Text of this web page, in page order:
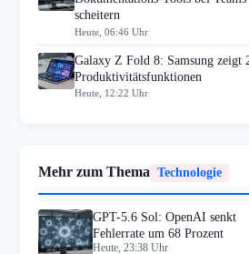
scheitern
Heute, 06:46 Uhr
Galaxy Z Fold 8: Samsung zeigt
Produktivitätsfunktionen
Heute, 12:22 Uhr
Mehr zum Thema Technologie
GPT-5.6 Sol: OpenAI senkt
Fehlerrate um 68 Prozent
Heute, 23:38 Uhr